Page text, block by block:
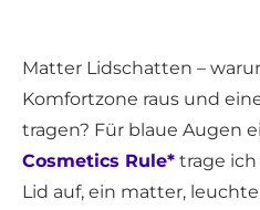
Matter Lidschatten –
Komfortzone raus und
tragen? Für blaue Augen
Cosmetics Rule* trage
Lid auf, ein matter,